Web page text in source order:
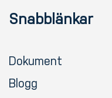
Snabblänkar
Dokument
Blogg